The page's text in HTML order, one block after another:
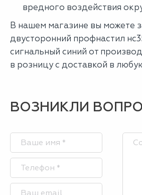
вредного воздействия
В нашем магазине вы можете
двусторонний профнастил
сигнальный синий от
в розницу с доставкой в
ВОЗНИКЛИ